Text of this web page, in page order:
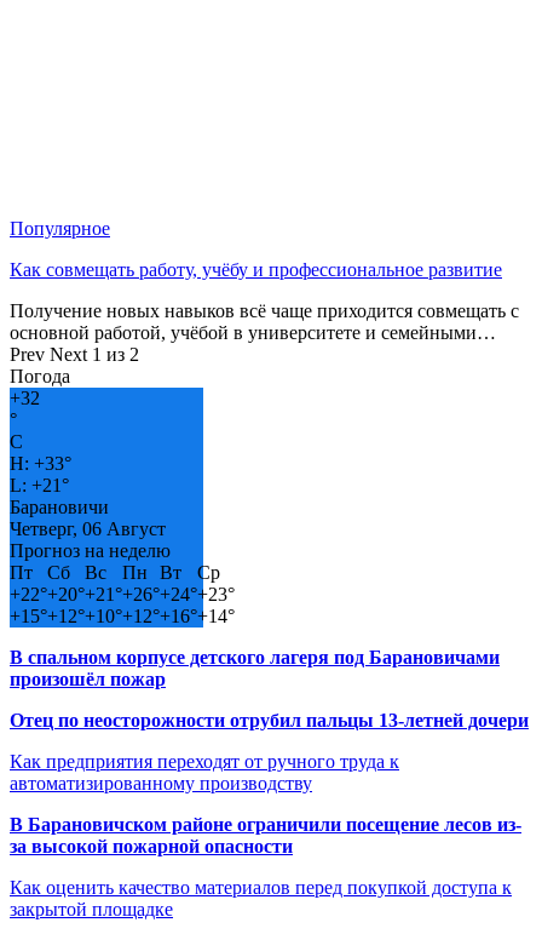
Популярное
Как совмещать работу, учёбу и профессиональное развитие
Получение новых навыков всё чаще приходится совмещать с
основной работой, учёбой в университете и семейными…
Prev Next 1 из 2
Погода
+32
°
C
H: +33°
L: +21°
Барановичи
Четверг, 06 Август
Прогноз на неделю
Пт
Сб Вс Пн Вт
Ср
+22°+20°+21°+26°+24°+23°
+15°+12°+10°+12°+16°+14°
В спальном корпусе детского лагеря под Барановичами
произошёл пожар
Отец по неосторожности отрубил пальцы 13-летней дочери
Как предприятия переходят от ручного труда к
автоматизированному производству
В Барановичском районе ограничили посещение лесов из-
за высокой пожарной опасности
Как оценить качество материалов перед покупкой доступа к
закрытой площадке